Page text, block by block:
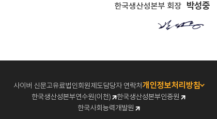
한국생산성본부 회장 박성중
사이버 신문고유료법인회원제도담당자 연락처개인정보처리방침
한국생산성본부연수원(이천)
한국생산성본부인증원
한국사회능력개발원